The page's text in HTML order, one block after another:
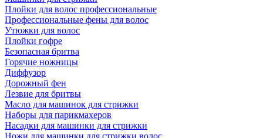
Плойки для волос профессиональные
Профессиональные фены для волос
Утюжки для волос
Плойки гофре
Безопасная бритва
Горячие ножницы
Диффузор
Дорожный фен
Лезвие для бритвы
Масло для машинок для стрижки
Наборы для парикмахеров
Насадки для машинки для стрижки
Ножи для машинки для стрижки волос